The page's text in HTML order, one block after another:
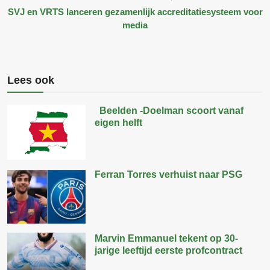
SVJ en VRTS lanceren gezamenlijk accreditatiesysteem voor
media
Lees ook
Beelden -Doelman scoort vanaf
eigen helft
Ferran Torres verhuist naar PSG
Marvin Emmanuel tekent op 30-
jarige leeftijd eerste profcontract